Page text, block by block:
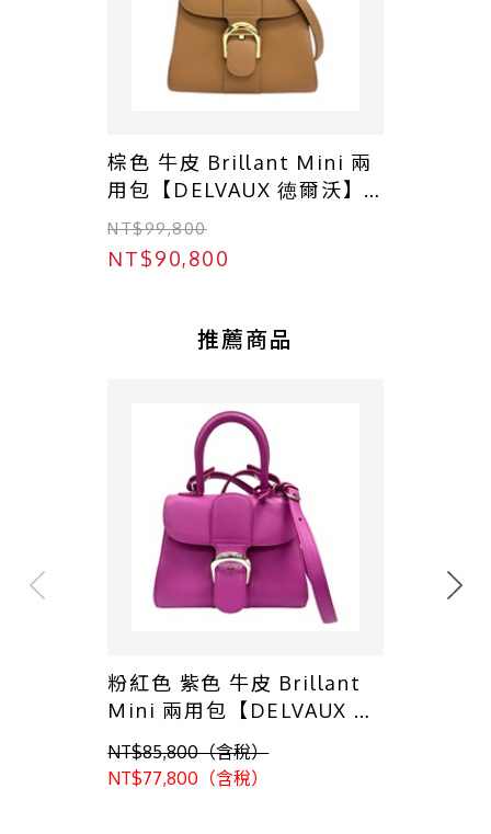
棕色 牛皮 Brillant Mini 兩
用包【DELVAUX 徳爾沃】
AA0406AAU024
NT$99,800
NT$90,800
推薦商品
粉紅色 紫色 牛皮 Brillant
Mini 兩用包【DELVAUX 徳
爾沃】
AA0406AAM099ZDO
NT$85,800（含稅）
NT$77,800（含稅）